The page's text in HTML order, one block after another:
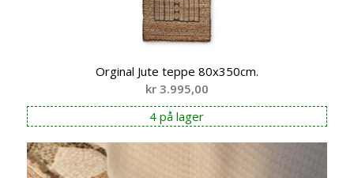
Orginal Jute teppe 80x350cm.
kr3.995,00
4 på lager